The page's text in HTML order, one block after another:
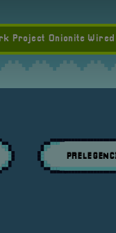
Project Onionite Wired